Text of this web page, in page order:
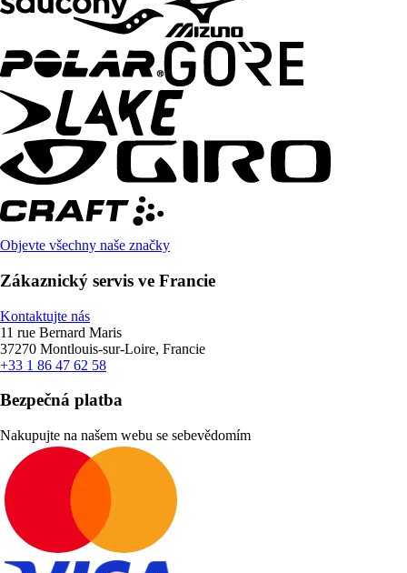
Objevte všechny naše značky
Zákaznický servis ve Francie
Kontaktujte nás
11 rue Bernard Maris
37270 Montlouis-sur-Loire, Francie
+33 1 86 47 62 58
Bezpečná platba
Nakupujte na našem webu se sebevědomím